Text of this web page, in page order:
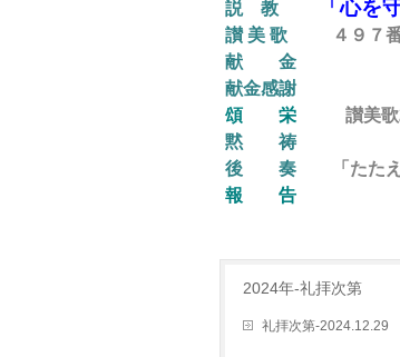
説 教
「心を
讃 美 歌 ４９７
献 金
献金感謝
頌 栄 讃美
黙 祷
後
奏 「たたえ
報 告
2024年-礼拝次第
礼拝次第-2024.12.29